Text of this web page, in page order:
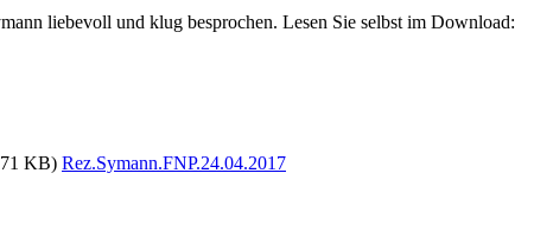
liebevoll und klug besprochen. Lesen Sie selbst im Download:
KB) Rez.Symann.FNP.24.04.2017